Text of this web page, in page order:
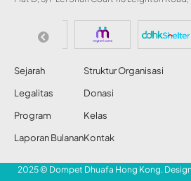
Jilbab yang
26 Apr 2014
23 Views
Share
DDHK News, Hong